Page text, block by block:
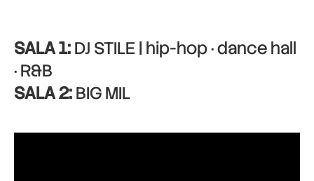
SALA 1:DJ STILE | hip-hop · dance hall
· R&B
SALA 2:BIG MIL